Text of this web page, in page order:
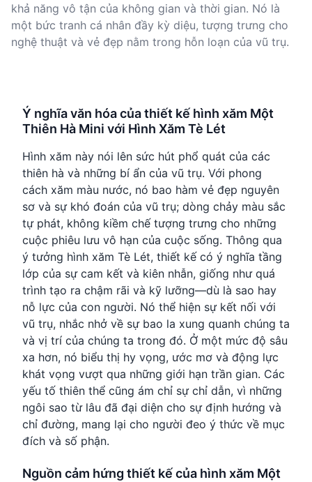
khả năng vô tận của không gian và thời gian. Nó là
một bức tranh cá nhân đầy kỳ diệu, tượng trưng cho
nghệ thuật và vẻ đẹp nằm trong hỗn loạn của vũ trụ.
Ý nghĩa văn hóa của thiết kế hình xăm Một
Thiên Hà Mini với Hình Xăm Tè Lét
Hình xăm này nói lên sức hút phổ quát của các
thiên hà và những bí ẩn của vũ trụ. Với phong
cách xăm màu nước, nó bao hàm vẻ đẹp nguyên
sơ và sự khó đoán của vũ trụ; dòng chảy màu sắc
tự phát, không kiềm chế tượng trưng cho những
cuộc phiêu lưu vô hạn của cuộc sống. Thông qua
ý tưởng hình xăm Tè Lét, thiết kế có ý nghĩa tầng
lớp của sự cam kết và kiên nhẫn, giống như quá
trình tạo ra chậm rãi và kỹ lưỡng—dù là sao hay
nỗ lực của con người. Nó thể hiện sự kết nối với
vũ trụ, nhắc nhở về sự bao la xung quanh chúng ta
và vị trí của chúng ta trong đó. Ở một mức độ sâu
xa hơn, nó biểu thị hy vọng, ước mơ và động lực
khát vọng vượt qua những giới hạn trần gian. Các
yếu tố thiên thể cũng ám chỉ sự chỉ dẫn, vì những
ngôi sao từ lâu đã đại diện cho sự định hướng và
chỉ đường, mang lại cho người đeo ý thức về mục
đích và số phận.
Nguồn cảm hứng thiết kế của hình xăm Một